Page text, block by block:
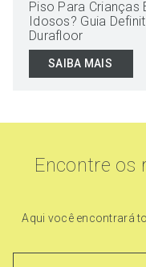
Piso Para Crianças
Idosos? Guia
Durafloor
SAIBA MAIS
Encontre os
Aqui você encontrará